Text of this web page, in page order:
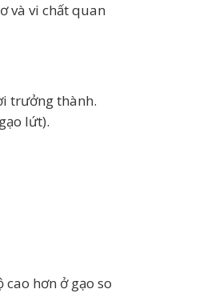
và vi chất quan
trưởng thành.
lứt).
hơn ở gạo so